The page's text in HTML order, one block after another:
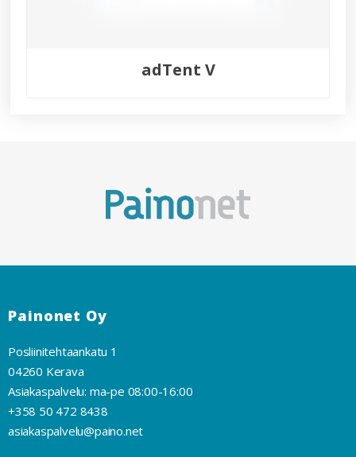
adTent V
Painonet Oy
Posliinitehtaankatu 1
04260 Kerava
Asiakaspalvelu: ma-pe 08:00-16:00
+358 50 472 8438
asiakaspalvelu@paino.net